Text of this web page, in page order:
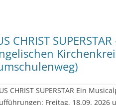
CHRIST